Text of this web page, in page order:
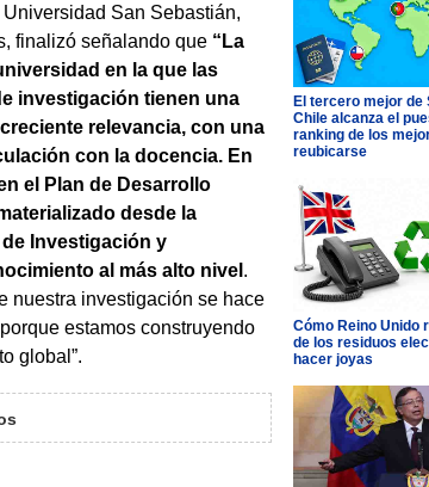
Universidad San Sebastián,
finalizó señalando que “La
en la que las
investigación tienen una
relevancia, con una
con la docencia. En
el Plan de Desarrollo
desde la
Investigación y
al más alto nivel .
nuestra investigación se hace
estamos construyendo
global”.
El tercero mejor de
Chile alcanza el
ranking de los
reubicarse
Cómo Reino Unido
de los residuos
hacer joyas